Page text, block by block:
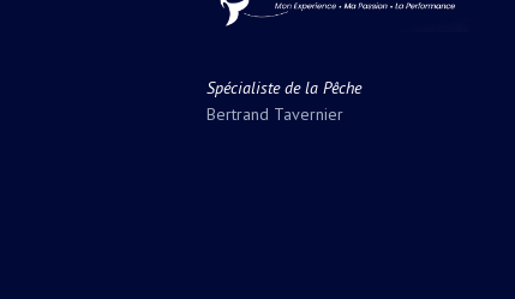
Spécialiste de la Pêche
Bertrand Tavernier